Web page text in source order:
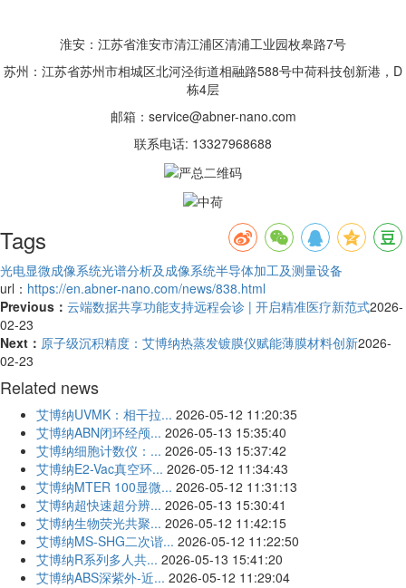
淮安：江苏省淮安市清江浦区清浦工业园枚皋路7号
苏州：江苏省苏州市相城区北河泾街道相融路588号中荷科技创新港，D
栋4层
邮箱：service@abner-nano.com
联系电话: 13327968688
Tags
光电显微成像系统光谱分析及成像系统半导体加工及测量设备
url： https://en.abner-nano.com/news/838.html
Previous： 云端数据共享功能支持远程会诊 | 开启精准医疗新范式2026-
02-23
Next： 原子级沉积精度：艾博纳热蒸发镀膜仪赋能薄膜材料创新2026-
02-23
Related news
艾博纳UVMK：相干拉... 2026-05-12 11:20:35
艾博纳ABN闭环经颅... 2026-05-13 15:35:40
艾博纳细胞计数仪：... 2026-05-13 15:37:42
艾博纳E2-Vac真空环... 2026-05-12 11:34:43
艾博纳MTER 100显微... 2026-05-12 11:31:13
艾博纳超快速超分辨... 2026-05-13 15:30:41
艾博纳生物荧光共聚... 2026-05-12 11:42:15
艾博纳MS-SHG二次谐... 2026-05-12 11:22:50
艾博纳R系列多人共... 2026-05-13 15:41:20
艾博纳ABS深紫外-近... 2026-05-12 11:29:04